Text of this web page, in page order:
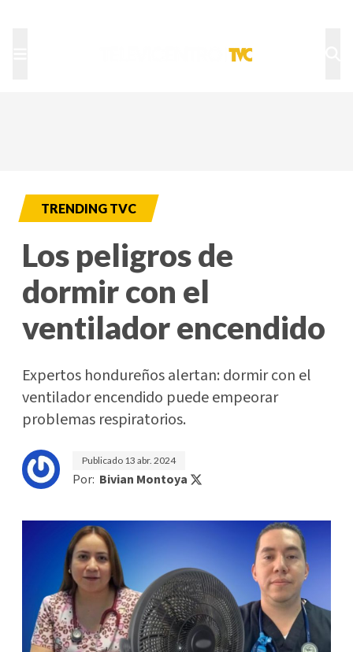
TRENDING TVC
Los peligros de
dormir con el
ventilador encendido
Expertos hondureños alertan: dormir con el
ventilador encendido puede empeorar
problemas respiratorios.
Publicado 13 abr. 2024
Por: Bivian Montoya